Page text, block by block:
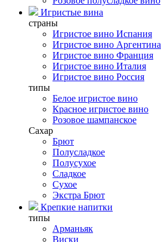
Игристые вина
страны
Игристое вино Испания
Игристое вино Аргентина
Игристое вино Франция
Игристое вино Италия
Игристое вино Россия
типы
Белое игристое вино
Красное игристое вино
Розовое шампанское
Сахар
Брют
Полусладкое
Полусухое
Сладкое
Сухое
Экстра Брют
Крепкие напитки
типы
Арманьяк
Виски